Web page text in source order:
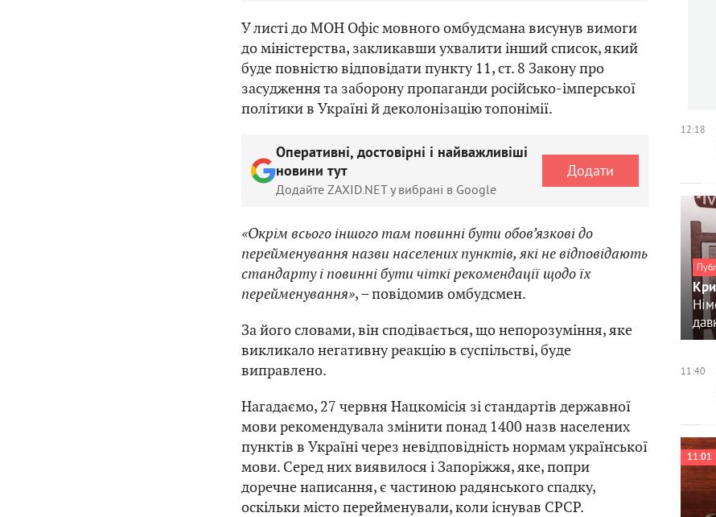
У листі до МОН Офіс мовного омбудсмана висунув вимоги
до міністерства, закликавши ухвалити інший список, який
буде повністю відповідати пункту 11, ст. 8 Закону про
засудження та заборону пропаганди російсько-імперської
політики в Україні й деколонізацію топонімії.
Оперативні, достовірні і найважливіші
новини тут
Додайте ZAXID.NET у вибрані в Google
Додати
«Окрім всього іншого там повинні бути обов’язкові до
перейменування назви населених пунктів, які не відповідають
стандарту і повинні бути чіткі рекомендації щодо їх
перейменування», – повідомив омбудсмен.
За його словами, він сподівається, що непорозуміння, яке
викликало негативну реакцію в суспільстві, буде
виправлено.
Нагадаємо, 27 червня Нацкомісія зі стандартів державної
мови рекомендувала змінити понад 1400 назв населених
пунктів в Україні через невідповідність нормам української
мови. Серед них виявилося і Запоріжжя, яке, попри
доречне написання, є частиною радянського спадку,
оскільки місто перейменували, коли існував СРСР.
12:18
11:40
11:01